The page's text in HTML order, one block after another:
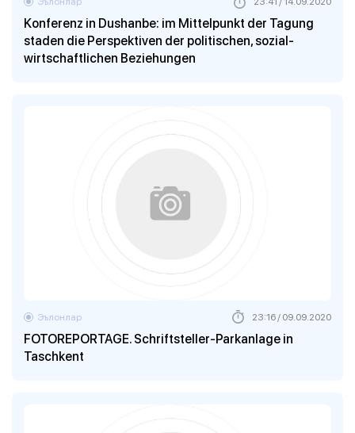
Konferenz in Dushanbe: im Mittelpunkt der Tagung
staden die Perspektiven der politischen, sozial-
wirtschaftlichen Beziehungen
FOTOREPORTAGE. Schriftsteller-Parkanlage in
Taschkent
Эълонлар 23:16 / 09.09.2020